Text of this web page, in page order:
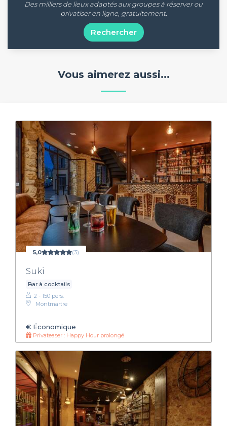
Des milliers de lieux adaptés aux groupes à réserver ou
privatiser en ligne, gratuitement.
Rechercher
Vous aimerez aussi...
5,0 (3)
Suki
Bar à cocktails
2 - 150 pers.
Montmartre
€ Économique
Privateaser : Happy Hour prolongé